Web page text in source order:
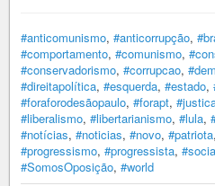
#anticomunismo, #anticorrupção,
#comportamento, #comunismo,
#conservadorismo, #corrupcao,
#direitapolítica, #esquerda, #estado,
#foraforodesãopaulo, #forapt,
#liberalismo, #libertarianismo, #lula,
#notícias, #noticias, #novo, #patriota,
#progressismo, #progressista,
#SomosOposição, #world